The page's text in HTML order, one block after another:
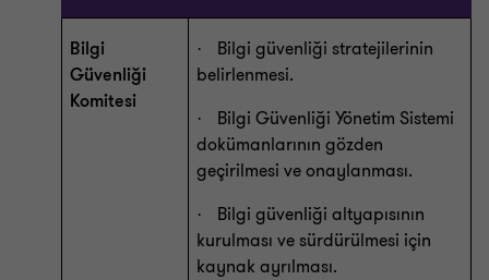
Bilgi
Güvenliği
Komitesi
·
Bilgi güvenliği stratejilerinin
belirlenmesi.
·
Bilgi Güvenliği Yönetim Sistemi
dokümanlarının gözden
geçirilmesi ve onaylanması.
·
Bilgi güvenliği altyapısının
kurulması ve sürdürülmesi için
kaynak ayrılması.